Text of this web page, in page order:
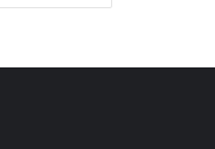
ز